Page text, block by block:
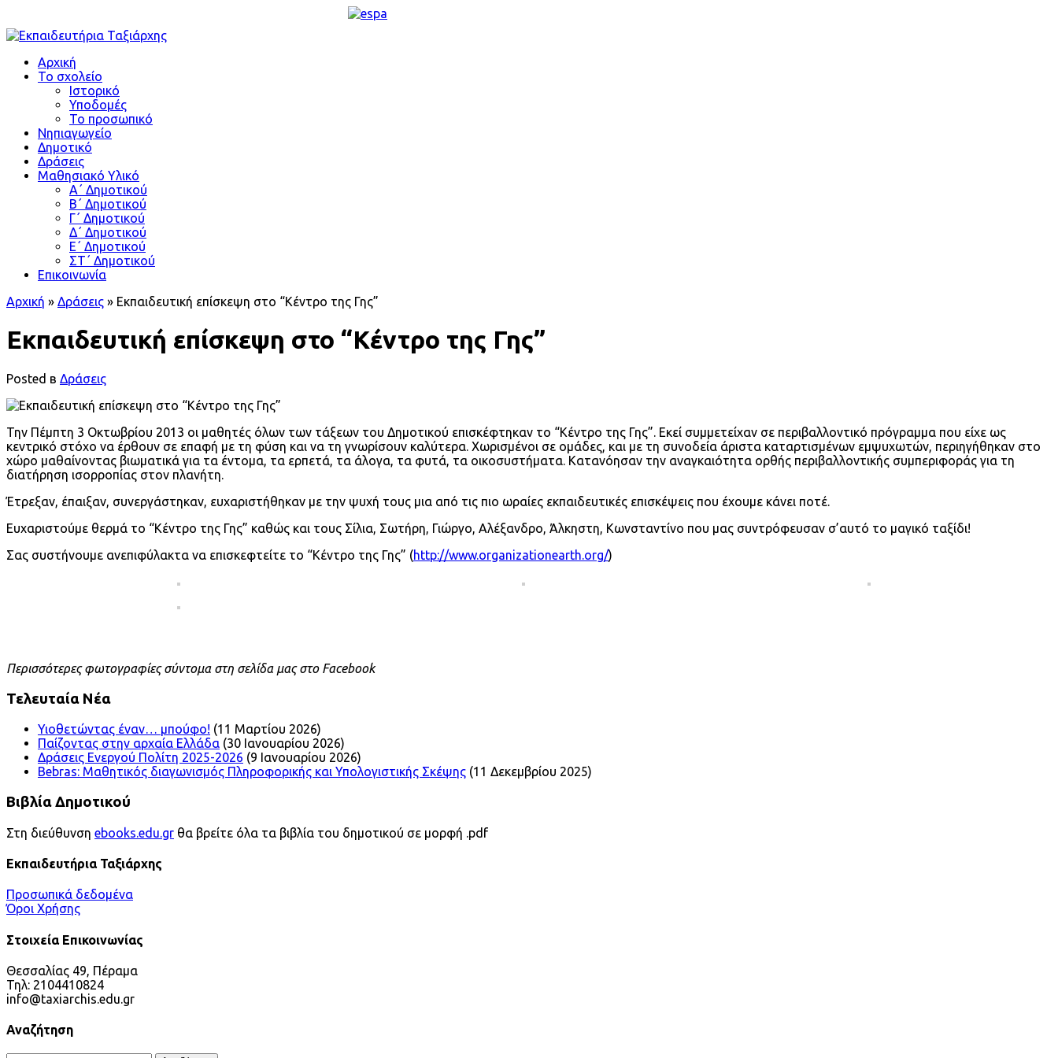
Αρχική
Το σχολείο
Ιστορικό
Υποδομές
Το προσωπικό
Νηπιαγωγείο
Δημοτικό
Δράσεις
Μαθησιακό Υλικό
Α΄ Δημοτικού
Β΄ Δημοτικού
Γ΄ Δημοτικού
Δ΄ Δημοτικού
Ε΄ Δημοτικού
ΣΤ΄ Δημοτικού
Επικοινωνία
Αρχική » Δράσεις » Εκπαιδευτική επίσκεψη στο “Κέντρο της Γης”
Εκπαιδευτική επίσκεψη στο “Κέντρο της Γης”
Posted в Δράσεις
Την Πέμπτη 3 Οκτωβρίου 2013 οι μαθητές όλων των τάξεων του Δημοτικού επισκέφτηκαν το “Κέντρο της Γης”. Εκεί συμμετείχαν σε περιβαλλοντικό πρόγραμμα που είχε ως
κεντρικό στόχο να έρθουν σε επαφή με τη φύση και να τη γνωρίσουν καλύτερα. Χωρισμένοι σε ομάδες, και με τη συνοδεία άριστα καταρτισμένων εμψυχωτών, περιηγήθηκαν στο
χώρο μαθαίνοντας βιωματικά για τα έντομα, τα ερπετά, τα άλογα, τα φυτά, τα οικοσυστήματα. Κατανόησαν την αναγκαιότητα ορθής περιβαλλοντικής συμπεριφοράς για τη
διατήρηση ισορροπίας στον πλανήτη.
Έτρεξαν, έπαιξαν, συνεργάστηκαν, ευχαριστήθηκαν με την ψυχή τους μια από τις πιο ωραίες εκπαιδευτικές επισκέψεις που έχουμε κάνει ποτέ.
Ευχαριστούμε θερμά το “Κέντρο της Γης” καθώς και τους Σίλια, Σωτήρη, Γιώργο, Αλέξανδρο, Άλκηστη, Κωνσταντίνο που μας συντρόφευσαν σ’αυτό το μαγικό ταξίδι!
Σας συστήνουμε ανεπιφύλακτα να επισκεφτείτε το “Κέντρο της Γης” (http://www.organizationearth.org/)
Περισσότερες φωτογραφίες σύντομα στη σελίδα μας στο Facebook
Τελευταία Νέα
Υιοθετώντας έναν… μπούφο! (11 Μαρτίου 2026)
Παίζοντας στην αρχαία Ελλάδα (30 Ιανουαρίου 2026)
Δράσεις Ενεργού Πολίτη 2025-2026 (9 Ιανουαρίου 2026)
Bebras: Μαθητικός διαγωνισμός Πληροφορικής και Υπολογιστικής Σκέψης (11 Δεκεμβρίου 2025)
Βιβλία Δημοτικού
Στη διεύθυνση ebooks.edu.gr θα βρείτε όλα τα βιβλία του δημοτικού σε μορφή .pdf
Εκπαιδευτήρια Ταξιάρχης
Προσωπικά δεδομένα
Όροι Χρήσης
Στοιχεία Επικοινωνίας
Θεσσαλίας 49, Πέραμα
Τηλ: 2104410824
info@taxiarchis.edu.gr
Αναζήτηση